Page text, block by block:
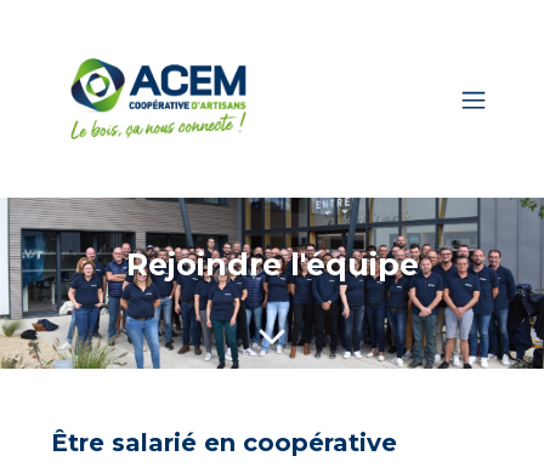
Rejoindre l'équipe
Être salarié en coopérative